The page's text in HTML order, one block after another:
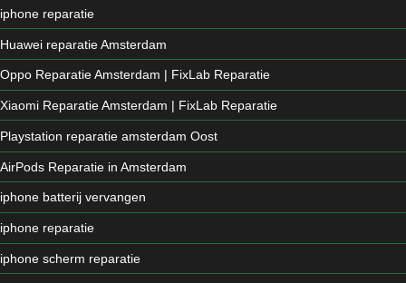
iphone reparatie
Huawei reparatie Amsterdam
Oppo Reparatie Amsterdam | FixLab Reparatie
Xiaomi Reparatie Amsterdam | FixLab Reparatie
Playstation reparatie amsterdam Oost
AirPods Reparatie in Amsterdam
iphone batterij vervangen
iphone reparatie
iphone scherm reparatie